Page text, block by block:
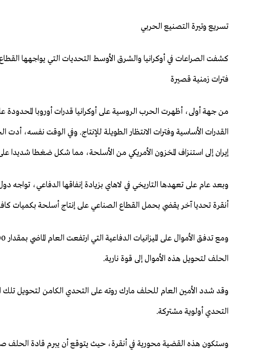
تسريع وتيرة التصنيع الحربي
كشفت الصراعات في أوكرانيا والشرق الأوسط التحديات التي يواجهها
فترات زمنية قصيرة
من جهة أولى، أظهرت الحرب الروسية على أوكرانيا قدرات أوروبا
القدرات الأساسية وفترات الانتظار الطويلة للإنتاج. وفي الوقت نفسه، أدت
إيران إلى استنزاف المخزون الأمريكي من الأسلحة، مما شكل ضغطا شديدا
وبعد عام على تعهدها التاريخي في لاهاي بزيادة إنفاقها الدفاعي، تواجه
أنقرة تحديا آخر يقضي بحمل القطاع الصناعي على إنتاج أسلحة بكميات
الحلف لتحويل هذه الأموال إلى قوة نارية.
وقد شدد الأمين العام للحلف مارك روته على التحدي الكامن لتحويل تلك
التحدي أولوية مشتركة.
وستكون هذه القضية محورية في أنقرة، حيث يتوقع أن يبرم قادة الحلف